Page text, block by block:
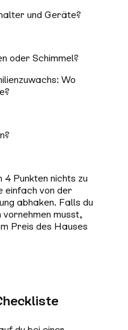
und Geräte?
oder Schimmel?
Wo
Punkten nichts zu
einfach von der
abhaken. Falls du
musst,
Preis des Hauses